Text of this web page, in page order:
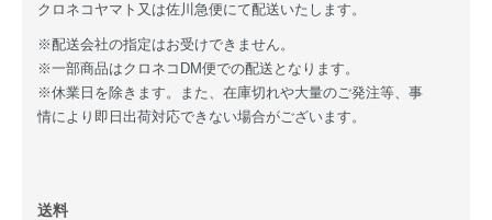
クロネコヤマト又は佐川急便にて配送いたします。
※配送会社の指定はお受けできません。
※一部商品はクロネコDM便での配送となります。
※休業日を除きます。また、在庫切れや大量のご発注等、事
情により即日出荷対応できない場合がございます。
送料